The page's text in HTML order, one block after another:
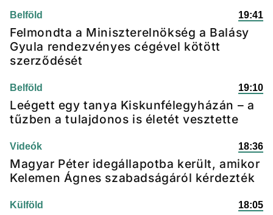
Belföld 19:41
Felmondta a Miniszterelnökség a Balásy
Gyula rendezvényes cégével kötött
szerződését
Belföld 19:10
Leégett egy tanya Kiskunfélegyházán – a
tűzben a tulajdonos is életét vesztette
Videók 18:36
Magyar Péter idegállapotba került, amikor
Kelemen Ágnes szabadságáról kérdezték
Külföld 18:05